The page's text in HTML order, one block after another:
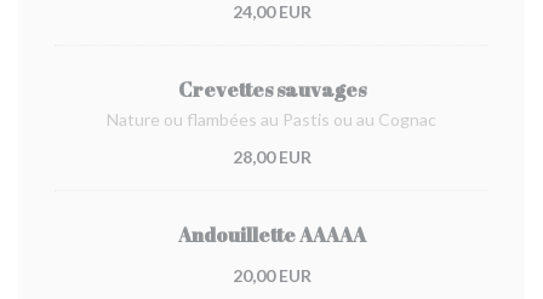
24,00 EUR
Crevettes sauvages
Nature ou flambées au Pastis ou au Cognac
28,00 EUR
Andouillette AAAAA
20,00 EUR